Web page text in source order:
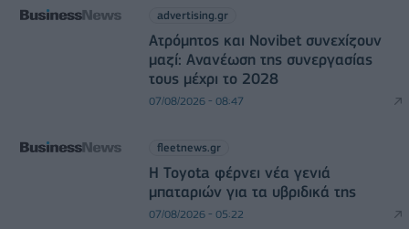
advertising.gr
Ατρόμητος και Novibet συνεχίζουν
μαζί: Ανανέωση της συνεργασίας
τους μέχρι το 2028
07/08/2026 - 08:47
fleetnews.gr
Η Toyota φέρνει νέα γενιά
μπαταριών για τα υβριδικά της
07/08/2026 - 05:22